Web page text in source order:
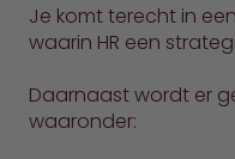
Je komt terecht in
waarin HR een
Daarnaast wordt er
waaronder: